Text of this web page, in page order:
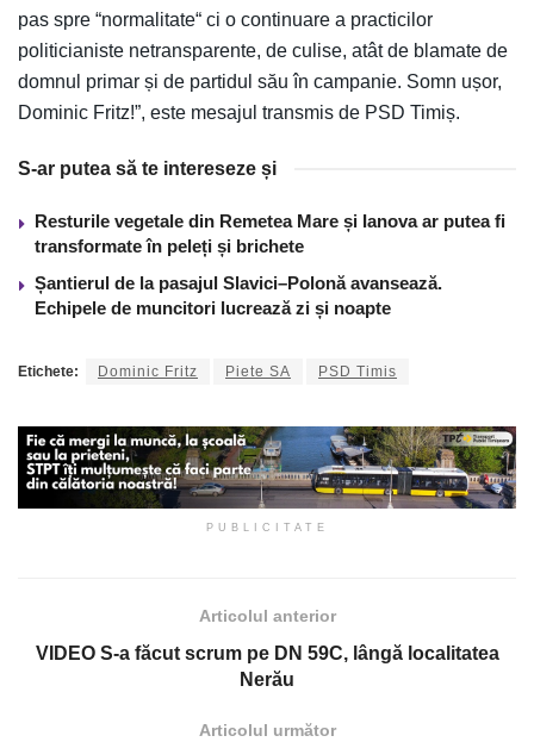
pas spre “normalitate“ ci o continuare a practicilor
politicianiste netransparente, de culise, atât de blamate de
domnul primar și de partidul său în campanie. Somn ușor,
Dominic Fritz!”, este mesajul transmis de PSD Timiș.
S-ar putea să te intereseze și
Resturile vegetale din Remetea Mare și Ianova ar putea fi
transformate în peleți și brichete
Șantierul de la pasajul Slavici–Polonă avansează.
Echipele de muncitori lucrează zi și noapte
Etichete: Dominic Fritz Piete SA PSD Timis
PUBLICITATE
Articolul anterior
VIDEO S-a făcut scrum pe DN 59C, lângă localitatea
Nerău
Articolul următor